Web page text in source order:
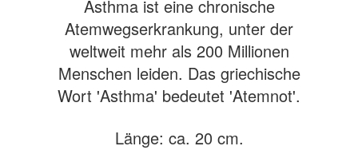
Asthma ist eine chronische
Atemwegserkrankung, unter der
weltweit mehr als 200 Millionen
Menschen leiden. Das griechische
Wort 'Asthma' bedeutet 'Atemnot'.
Länge: ca. 20 cm.